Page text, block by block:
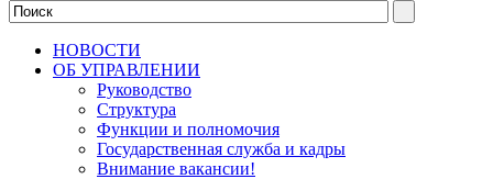
НОВОСТИ
ОБ УПРАВЛЕНИИ
Руководство
Структура
Функции и полномочия
Государственная служба и кадры
Внимание вакансии!